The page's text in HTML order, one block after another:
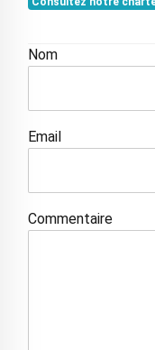
Nom
Email
Commentaire